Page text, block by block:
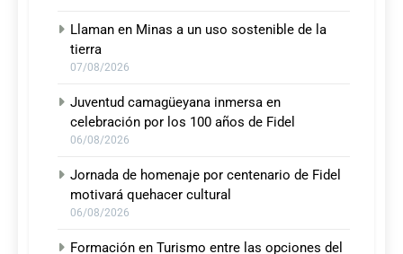
Llaman en Minas a un uso sostenible de la
tierra
07/08/2026
Juventud camagüeyana inmersa en
celebración por los 100 años de Fidel
06/08/2026
Jornada de homenaje por centenario de Fidel
motivará quehacer cultural
06/08/2026
Formación en Turismo entre las opciones del